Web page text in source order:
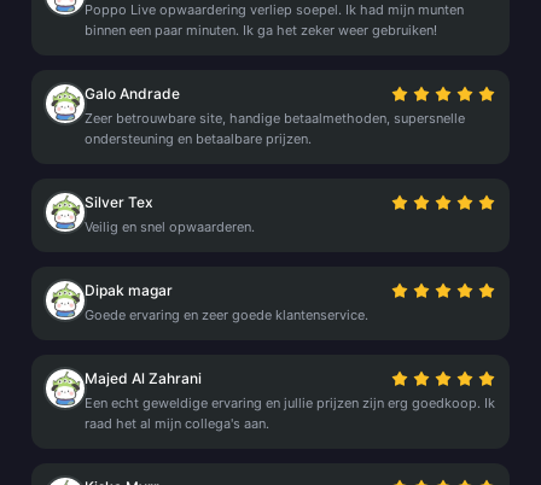
Poppo Live opwaardering verliep soepel. Ik had mijn munten
binnen een paar minuten. Ik ga het zeker weer gebruiken!
Galo Andrade
Zeer betrouwbare site, handige betaalmethoden, supersnelle
ondersteuning en betaalbare prijzen.
Silver Tex
Veilig en snel opwaarderen.
Dipak magar
Goede ervaring en zeer goede klantenservice.
Majed Al Zahrani
Een echt geweldige ervaring en jullie prijzen zijn erg goedkoop. Ik
raad het al mijn collega's aan.